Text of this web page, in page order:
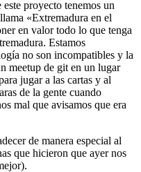
proyecto tenemos un
«Extremadura en el
en valor todo lo que tenga
Estamos
no son incompatibles y la
meetup de git en un lugar
jugar a las cartas y al
de la gente cuando
mal que avisamos que era
de manera especial al
que hicieron que ayer nos